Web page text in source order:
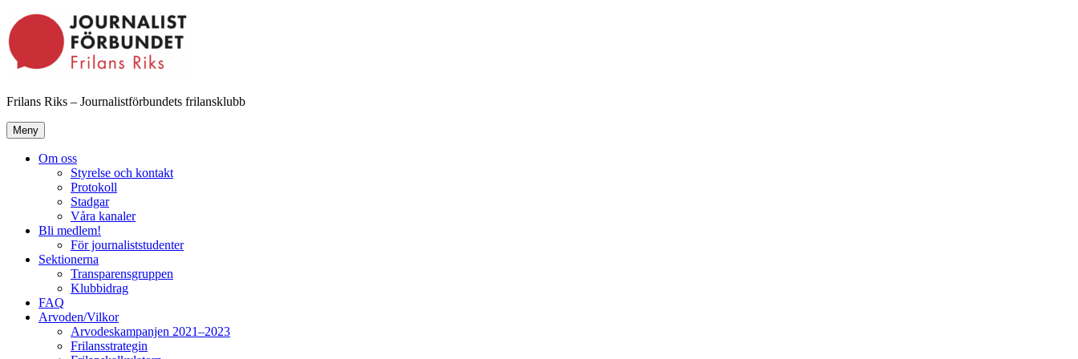
Hoppa
till
innehåll
Frilans Riks – Journalistförbundets frilansklubb
Meny
Om oss
Styrelse och kontakt
Protokoll
Stadgar
Våra kanaler
Bli medlem!
För journaliststudenter
Sektionerna
Transparensgruppen
Klubbidrag
FAQ
Arvoden/Vilkor
Arvodeskampanjen 2021–2023
Frilansstrategin